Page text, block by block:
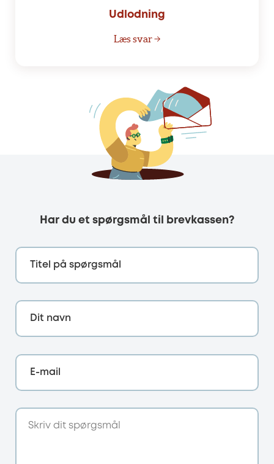
Udlodning
Læs svar →
Har du et spørgsmål til brevkassen?
Titel på spørgsmål
Dit navn
E-mail